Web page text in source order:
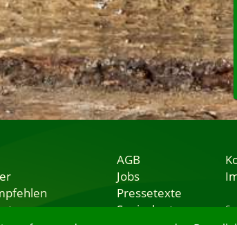
AGB
Jobs
Pressetexte
Speisekarten